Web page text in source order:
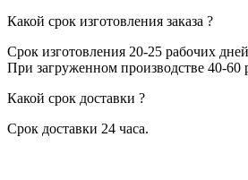
Какой срок изготовления заказа ?
Срок изготовления 20-25 рабочих
При загруженном производстве 40-60
Какой срок доставки ?
Срок доставки 24 часа.